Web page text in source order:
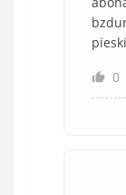
0